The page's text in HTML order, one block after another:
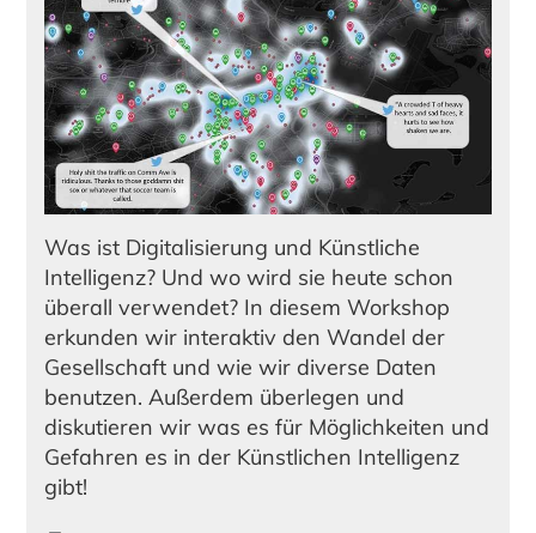
Gesellschaft
Was ist Digitalisierung und Künstliche
Intelligenz? Und wo wird sie heute schon
überall verwendet? In diesem Workshop
erkunden wir interaktiv den Wandel der
Gesellschaft und wie wir diverse Daten
benutzen. Außerdem überlegen und
diskutieren wir was es für Möglichkeiten und
Gefahren es in der Künstlichen Intelligenz
gibt!